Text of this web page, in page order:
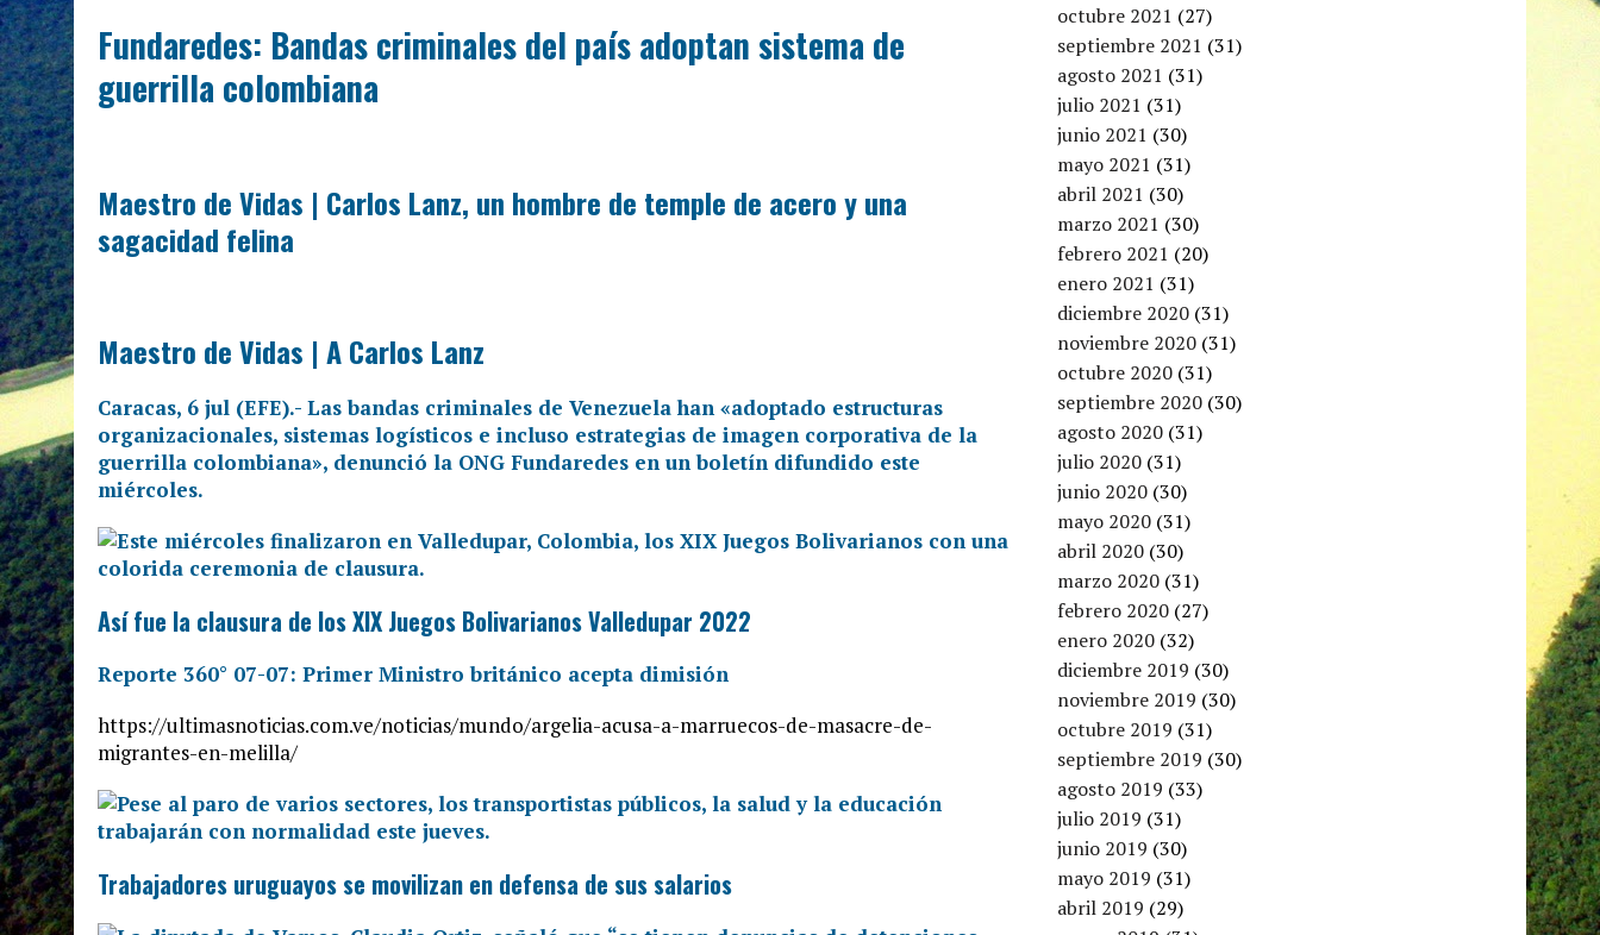
Fundaredes: Bandas criminales del país adoptan sistema de
guerrilla colombiana
Maestro de Vidas | Carlos Lanz, un hombre de temple de acero y una
sagacidad felina
Maestro de Vidas | A Carlos Lanz
Caracas, 6 jul (EFE).- Las bandas criminales de Venezuela han «adoptado estructuras
organizacionales, sistemas logísticos e incluso estrategias de imagen corporativa de la
guerrilla colombiana», denunció la ONG Fundaredes en un boletín difundido este
miércoles.
Así fue la clausura de los XIX Juegos Bolivarianos Valledupar 2022
Reporte 360° 07-07: Primer Ministro británico acepta dimisión
https://ultimasnoticias.com.ve/noticias/mundo/argelia-acusa-a-marruecos-de-masacre-de-
migrantes-en-melilla/
Trabajadores uruguayos se movilizan en defensa de sus salarios
octubre 2021 (27)
septiembre 2021 (31)
agosto 2021 (31)
julio 2021 (31)
junio 2021 (30)
mayo 2021 (31)
abril 2021 (30)
marzo 2021 (30)
febrero 2021 (20)
enero 2021 (31)
diciembre 2020 (31)
noviembre 2020 (31)
octubre 2020 (31)
septiembre 2020 (30)
agosto 2020 (31)
julio 2020 (31)
junio 2020 (30)
mayo 2020 (31)
abril 2020 (30)
marzo 2020 (31)
febrero 2020 (27)
enero 2020 (32)
diciembre 2019 (30)
noviembre 2019 (30)
octubre 2019 (31)
septiembre 2019 (30)
agosto 2019 (33)
julio 2019 (31)
junio 2019 (30)
mayo 2019 (31)
abril 2019 (29)